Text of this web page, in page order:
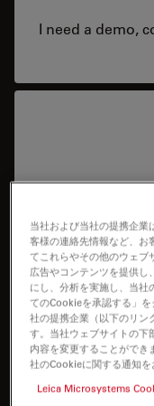
I need a demo,
サ
I need help
service, repairs,
当社および当社の提携企業
客様の連絡先情報など、お
てこれらやその他のウェブ
広告やコンテンツを提供し
にし、分析を実施し、当社
てのCookieを承認する」
社の提携企業（以下のリン
す。当社ウェブサイトの
内容を変更することができ
社のCookieに関する通知
Leica Microsystems